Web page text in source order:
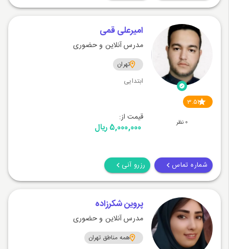
3.51
0 نظر
امیرعلی قمی
مدرس آنلاین و حضوری
تهران
ابتدایی
قیمت از:
5,000,000 ریال
شماره تماس رزرو آنی
پروین شکرزاده
مدرس آنلاین و حضوری
همه مناطق تهران